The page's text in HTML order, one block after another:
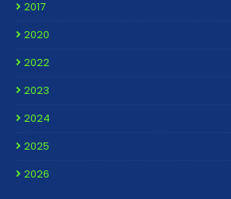
2017
2020
2022
2023
2024
2025
2026